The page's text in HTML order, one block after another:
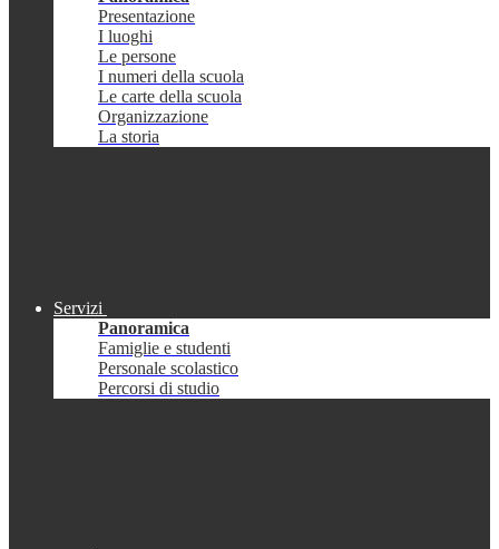
Presentazione
I luoghi
Le persone
I numeri della scuola
Le carte della scuola
Organizzazione
La storia
Servizi
Panoramica
Famiglie e studenti
Personale scolastico
Percorsi di studio